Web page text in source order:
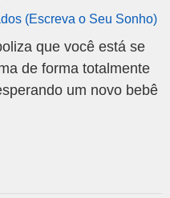
(Escreva o Seu Sonho)
que você está se
de forma totalmente
um novo bebê